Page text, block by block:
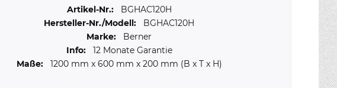
Artikel-Nr.:
BGHAC120H
Hersteller-Nr./Modell:
BGHAC120H
Marke:
Berner
Info:
12 Monate Garantie
Maße:
1200 mm x 600 mm x 200 mm (B x T x H)